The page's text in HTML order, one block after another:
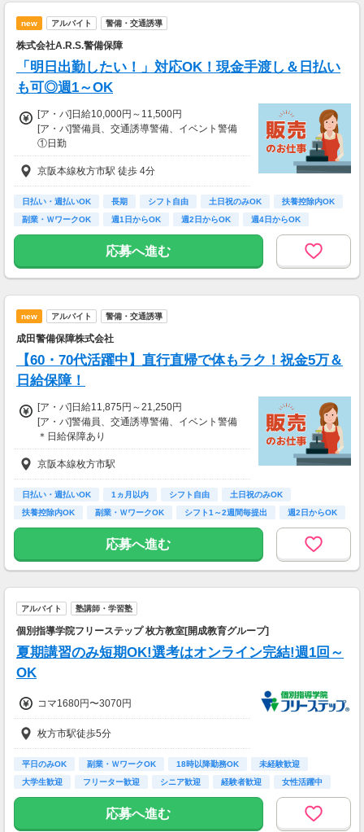
・所要時間：10～20分
・謝礼金 ：500PT（1P＝1円）＋商品提供あ
◆ コスメのお試しモニター
ュー！
美容好きにぴったりの、楽しみながらできるお
仕事です。
・案件数 ：10～20件
・所要時間：10～20分
・謝礼金 ：500PT（1P＝1円）＋商品提供あ
り
◆ 生活に役立つサービスの調査
保険相談・クレカ発行など、サービス体験後に
アンケートに回答するだけ！
・案件数 ：10～20件
・所要時間：1～2時間
★今だけ！お得なキャンペーン実施中★
mazonギフトカード2,000円分をプレゼント！
new アルバイト 警備・交通誘導
株式会社A.R.S.警備保障
「明日出勤したい！」対応OK！現金手渡し＆日払い
も可◎週1～OK
[ア・パ]日給10,000円～11,500円
[ア・パ]警備員、交通誘導警備、イベント警備
①日勤
￣￣￣￣
日給10,000円～
②夜勤
日給11,500円～
⇒最短3ヶ月で300円UPした方もいます！
★寸志あり(規定あり)
★研修期間あり(20h)
★日給保障あり(経験による)
《収入例》
●週3回(12日勤務)
・日勤(08：00～17：00)…10,000円×12日分
＝月120,000円
・夜勤(21：00～05：00)…11,500円×12日分
＝月138,000円
≪がっつり稼ぎたい方へ≫
・日勤(08：00～17：00)…10,000円×20日分
＝月200,000円
・夜勤(21：00～05：00)…11,500円×20日分
※班長をまかせられると給料プラス！
京阪本線枚方市駅 徒歩 4分
日払い・週払いOK 長期 シフト自由 土日祝のみOK
扶養控除内OK
副業・ＷワークOK
週1日からOK 週2日からOK 週4日からOK
応募へ進む
new アルバイト 警備・交通誘導
成田警備保障株式会社
【60・70代活躍中】直行直帰で体もラク！祝金5万＆
日給保障！
[ア・パ]日給11,875円～21,250円
[ア・パ]警備員、交通誘導警備、イベント警備
＊日給保障あり
＊昇給あり
＊日払いOK（勤務開始から2週間限定）
＊2週毎の支払いOK（規定あり）
＜資格をお持ちの方は日給UP!!＞
＊雑踏警備資格 日給＋500円
京阪本線枚方市駅
日払い・週払いOK 1ヵ月以内 シフト自由
土日祝のみOK
扶養控除内OK
副業・ＷワークOK シフト1～2週間毎提出
週2日からOK
朝
応募へ進む
アルバイト 塾講師・学習塾
個別指導学院フリーステップ 枚方教室[開成教育グループ]
夏期講習のみ短期OK!選考はオンライン完結!週1回～
OK
コマ1680円〜3070円
枚方市駅徒歩5分
平日のみOK 副業・ＷワークOK 18時以降勤務OK
未経験歓迎
大学生歓迎
フリーター歓迎 シニア歓迎 経験者歓迎 女性活躍中
応募へ進む